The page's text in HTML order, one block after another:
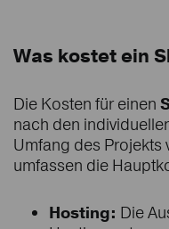
Was kostet ein
Die Kosten für einen
nach den
Umfang des Projekts
umfassen die
Hosting: Die